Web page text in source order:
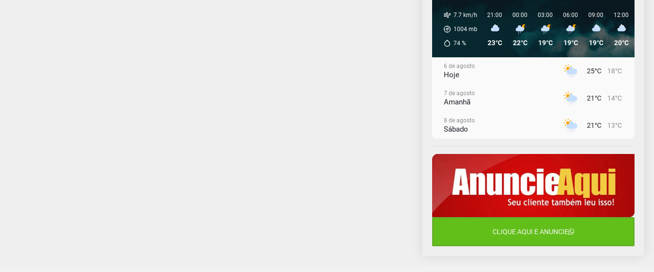
7.7 km/h
1004mb
74%
21:00
23°C
00:00
22°C
03:00
19°C
06:00
19°C
09:00
19°C
12:00
20°C
6 de agosto
Hoje 25°C 18°C
7 de agosto
Amanhã 21°C 14°C
8 de agosto
Sábado 21°C 13°C
Domingo 16°C 13°C
10 de agosto
Segunda-Feira
11 de agosto
15°C 10°C
CLIQUE AQUI E ANUNCIE